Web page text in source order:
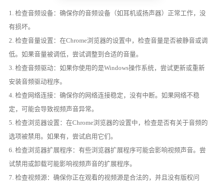
1. 检查音频设备：确保你的音频设备（如耳机或扬声器）正常工作，没
有损坏。
2. 检查音量设置：在Chrome浏览器的设置中，检查音量是否被静音或调
低。如果音量被调低，尝试调整到合适的音量。
3. 检查音频驱动：如果你使用的是Windows操作系统，尝试更新或重新
安装音频驱动程序。
4. 检查网络连接：确保你的网络连接稳定，没有中断。如果网络不稳
定，可能会导致视频声音异常。
5. 检查浏览器设置：在Chrome浏览器的设置中，检查是否有关于音频的
选项被禁用。如果有，尝试启用它们。
6. 检查浏览器扩展程序：有些浏览器扩展程序可能会影响视频声音。尝
试禁用或卸载可能影响视频声音的扩展程序。
7. 检查视频源：确保你正在观看的视频源是合法的，并且没有版权问